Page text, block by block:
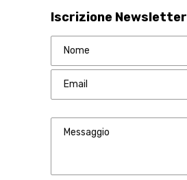
Iscrizione Newsletter